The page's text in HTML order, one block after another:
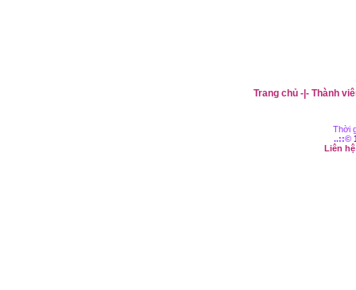
Trang chủ-|- Thành
Thời
..::©
Liên